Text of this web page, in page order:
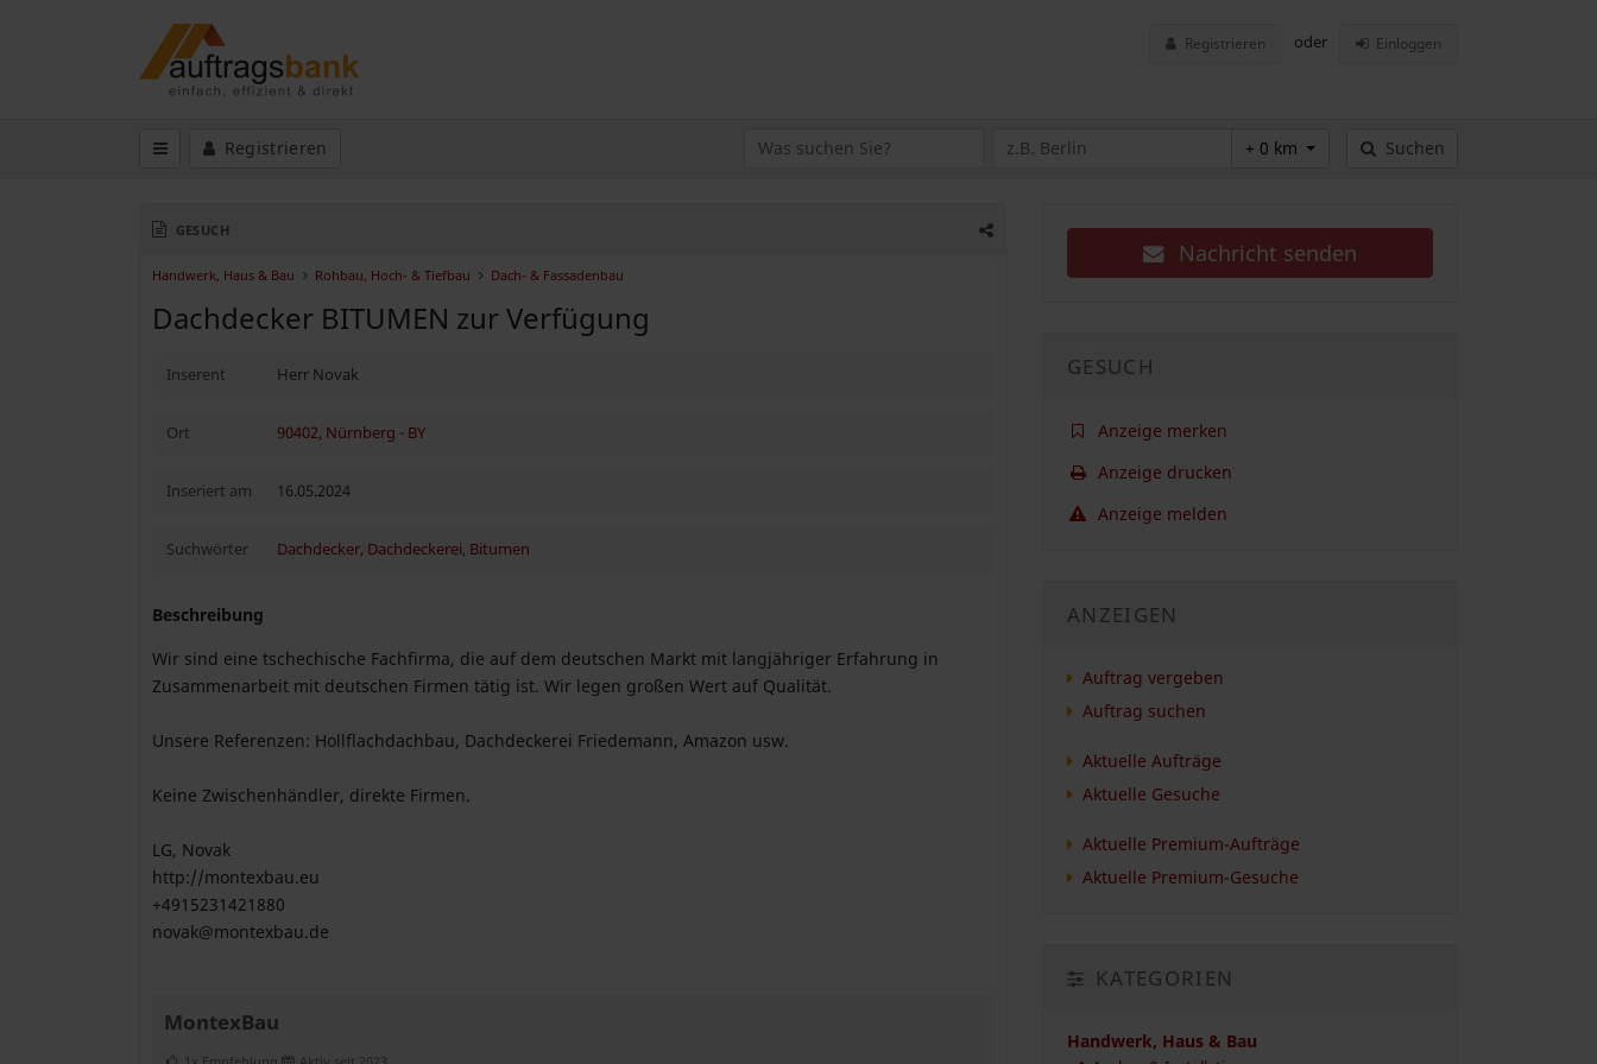
Registrieren oder Einloggen
Registrieren + 0 km Suchen
GESUCH
Handwerk, Haus & Bau Rohbau, Hoch- & Tiefbau Dach- & Fassadenbau
Dachdecker BITUMEN zur Verfügung
Inserent Herr Novak
Ort 90402, Nürnberg - BY
Inseriert am 16.05.2024
Suchwörter Dachdecker, Dachdeckerei, Bitumen
Beschreibung
Wir sind eine tschechische Fachfirma, die auf dem deutschen Markt mit langjähriger Erfahrung in
Zusammenarbeit mit deutschen Firmen tätig ist. Wir legen großen Wert auf Qualität.
Unsere Referenzen: Hollflachdachbau, Dachdeckerei Friedemann, Amazon usw.
Keine Zwischenhändler, direkte Firmen.
LG, Novak
http://montexbau.eu
+4915231421880
novak@montexbau.de
MontexBau
Nachricht senden
GESUCH
Anzeige merken
Anzeige drucken
Anzeige melden
ANZEIGEN
Auftrag vergeben
Auftrag suchen
Aktuelle Aufträge
Aktuelle Gesuche
Aktuelle Premium-Aufträge
Aktuelle Premium-Gesuche
KATEGORIEN
Handwerk, Haus & Bau